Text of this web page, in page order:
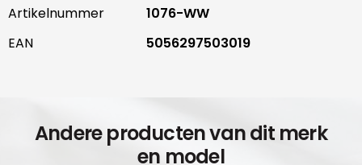
Artikelnummer
1076-WW
EAN
5056297503019
Andere producten van dit merk
en model